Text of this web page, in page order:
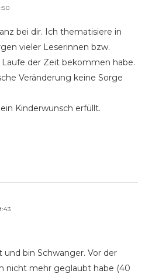
bei dir. Ich thematisiere in
vieler Leserinnen bzw.
der Zeit bekommen habe.
Veränderung keine Sorge
Kinderwunsch erfüllt.
bin Schwanger. Vor der
nicht mehr geglaubt habe (40